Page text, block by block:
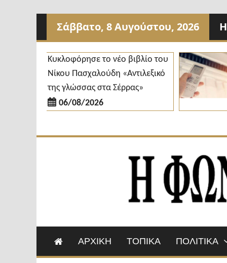
Προχωρήστε
Σάββατο, 8 Αυγούστου, 2026
Κυκλοφόρησε το νέο βιβλίο του
Νίκου Πασχαλούδη «Αντιλεξικό
της γλώσσας στα Σέρρας»
06/08/2026
ΑΡΧΙΚΗ ΤΟΠΙΚΑ ΠΟΛΙΤΙΚΑ